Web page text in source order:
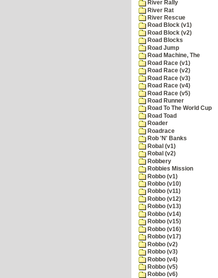
River Rally
River Rat
River Rescue
Road Block (v1)
Road Block (v2)
Road Blocks
Road Jump
Road Machine, The
Road Race (v1)
Road Race (v2)
Road Race (v3)
Road Race (v4)
Road Race (v5)
Road Runner
Road To The World Cup
Road Toad
Roader
Roadrace
Rob 'N' Banks
Robal (v1)
Robal (v2)
Robbery
Robbies Mission
Robbo (v1)
Robbo (v10)
Robbo (v11)
Robbo (v12)
Robbo (v13)
Robbo (v14)
Robbo (v15)
Robbo (v16)
Robbo (v17)
Robbo (v2)
Robbo (v3)
Robbo (v4)
Robbo (v5)
Robbo (v6)